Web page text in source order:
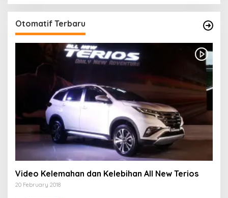
Otomatif Terbaru
Video Kelemahan dan Kelebihan All New Terios
20 February 2018